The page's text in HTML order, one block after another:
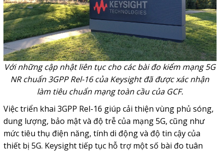
Với những cập nhật liên tục cho các bài đo kiểm mạng 5G
NR chuẩn 3GPP Rel-16 của Keysight đã được xác nhận
làm tiêu chuẩn mạng toàn cầu của GCF.
Việc triển khai 3GPP Rel-16 giúp cải thiện vùng phủ sóng,
dung lượng, bảo mật và độ trễ của mạng 5G, cũng như
mức tiêu thụ điện năng, tính di động và độ tin cậy của
thiết bị 5G. Keysight tiếp tục hỗ trợ một số bài đo tuân